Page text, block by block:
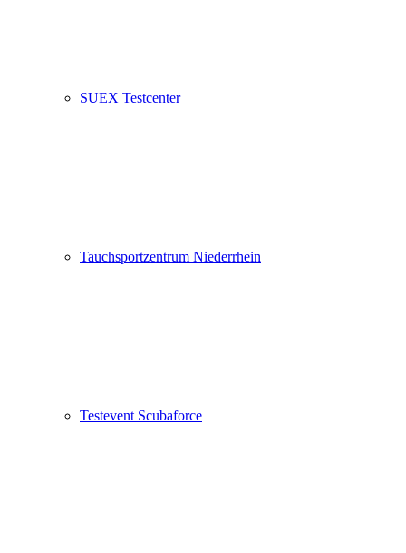
SUEX Testcenter
Tauchsportzentrum Niederrhein
Testevent Scubaforce